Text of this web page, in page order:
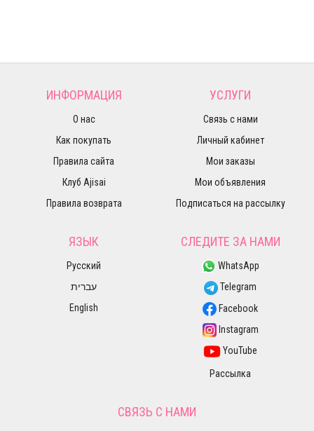
ИНФОРМАЦИЯ
О нас
Как покупать
Правила сайта
Клуб Ajisai
Правила возврата
УСЛУГИ
Связь с нами
Личный кабинет
Мои заказы
Мои объявления
Подписаться на рассылку
ЯЗЫК
Русский
עברית
English
СЛЕДИТЕ ЗА НАМИ
WhatsApp
Telegram
Facebook
Instagram
YouTube
Рассылка
СВЯЗЬ С НАМИ